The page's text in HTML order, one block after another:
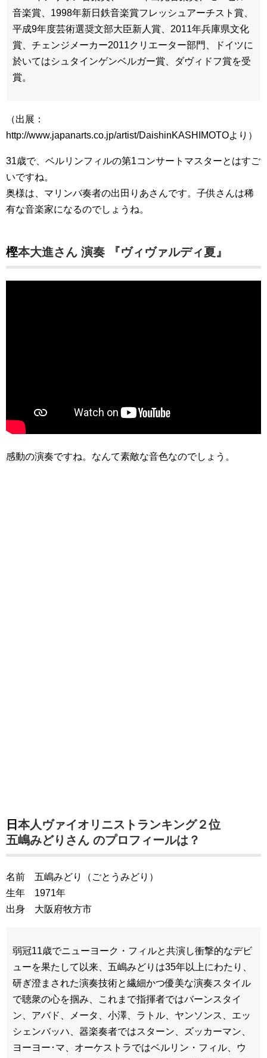
音楽賞、1998年新日鉄音楽賞フレッシュアーチスト賞、
平成9年度芸術選奨文部大臣新人賞、2011年兵庫県文化
賞、チェンジメーカー2011クリエーター部門、ドイツに
於いてはシュタインゲンベルガー賞、ダヴィドフ賞を受
賞。
（出展：
http://www.japanarts.co.jp/artist/DaishinKASHIMOTOより）
31歳で、ベルリンフィルの第1コンサートマスターとはすご
いですね。
奥様は、マリンバ奏者の出田りあさんです。子供さんは稀
有な音楽家になるのでしょうね。
樫本大進さん 演奏 『ヴィヴァルディ夏』
感動の演奏ですね。なんて素敵な音色なのでしょう。
日本人ヴァイオリニストランキング２位
五嶋みどりさん のプロフィールは？
名前 五嶋みどり（ごとうみどり）
生年 1971年
出身 大阪府牧方市
弱冠11歳でニューヨーク・フィルと共演し衝撃的なデビ
ューを果たして以来、五嶋みどりは35年以上にわたり、
研ぎ澄まされた演奏技術と繊細かつ優美な演奏スタイル
で聴衆の心を掴み、これまで指揮者ではバーンスタイ
ン、アバド、メータ、小澤、ラトル、ヤンソンス、エッ
シェンバッハ、器楽奏者ではスターン、ズッカーマン、
ヨーヨー･マ、オーケストラではベルリン・フィル、ウ